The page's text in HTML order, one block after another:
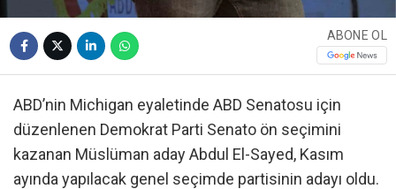
ABONE OL
ABD’nin Michigan eyaletinde ABD Senatosu için
düzenlenen Demokrat Parti Senato ön seçimini
kazanan Müslüman aday Abdul El-Sayed, Kasım
ayında yapılacak genel seçimde partisinin adayı oldu.